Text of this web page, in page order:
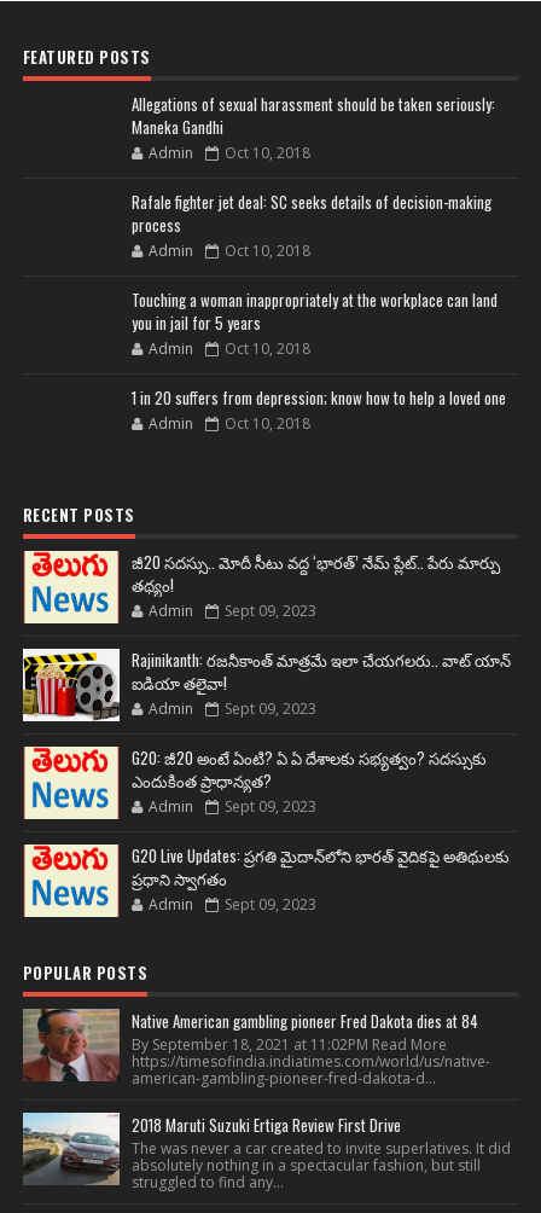
FEATURED POSTS
Allegations of sexual harassment should be taken seriously:
Maneka Gandhi
Admin Oct 10, 2018
Rafale fighter jet deal: SC seeks details of decision-making
process
Admin Oct 10, 2018
Touching a woman inappropriately at the workplace can land
you in jail for 5 years
Admin Oct 10, 2018
1 in 20 suffers from depression; know how to help a loved one
Admin Oct 10, 2018
RECENT POSTS
జీ20 సదస్సు.. మోదీ సీటు వద్ద ‘భారత్’ నేమ్ ప్లేట్‌.. పేరు మార్పు
తథ్యం!
Admin Sept 09, 2023
Rajinikanth: రజనీకాంత్ మాత్రమే ఇలా చేయగలరు.. వాట్ యాన్
ఐడియా తలైవా!
Admin Sept 09, 2023
G20: జీ20 అంటే ఏంటి? ఏ ఏ దేశాలకు సభ్యత్వం? సదస్సుకు
ఎందుకింత ప్రాధాన్యత?
Admin Sept 09, 2023
G20 Live Updates: ప్రగతి మైదాన్‌లోని భారత్ వైదికపై అతిథులకు
ప్రధాని స్వాగతం
Admin Sept 09, 2023
POPULAR POSTS
Native American gambling pioneer Fred Dakota dies at 84
By September 18, 2021 at 11:02PM Read More
https://timesofindia.indiatimes.com/world/us/native-
american-gambling-pioneer-fred-dakota-d...
2018 Maruti Suzuki Ertiga Review First Drive
The was never a car created to invite superlatives. It did
absolutely nothing in a spectacular fashion, but still
struggled to find any...